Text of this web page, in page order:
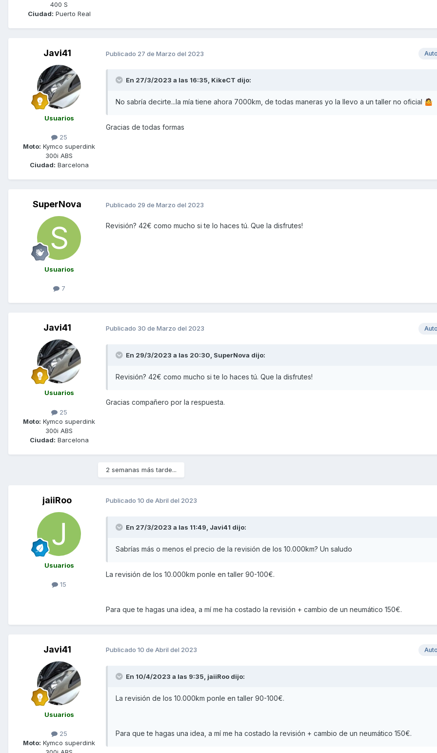
400 S
Ciudad: Puerto Real
Javi41
Usuarios
25
Moto: Kymco superdink
300i ABS
Ciudad: Barcelona
Publicado 27 de Marzo del 2023
En 27/3/2023 a las 16:35, KikeCT dijo:
No sabría decirte...la mía tiene ahora 7000km, de todas maneras yo la llevo a un taller no oficial 🤷
Gracias de todas formas
SuperNova
Usuarios
7
Publicado 29 de Marzo del 2023
Revisión? 42€ como mucho si te lo haces tú. Que la disfrutes!
Javi41
Usuarios
25
Moto: Kymco superdink
300i ABS
Ciudad: Barcelona
Publicado 30 de Marzo del 2023
En 29/3/2023 a las 20:30, SuperNova dijo:
Revisión? 42€ como mucho si te lo haces tú. Que la disfrutes!
Gracias compañero por la respuesta.
2 semanas más tarde...
jaiiRoo
Usuarios
15
Publicado 10 de Abril del 2023
En 27/3/2023 a las 11:49, Javi41 dijo:
Sabrías más o menos el precio de la revisión de los 10.000km? Un saludo
La revisión de los 10.000km ponle en taller 90-100€.
Para que te hagas una idea, a mí me ha costado la revisión + cambio de un neumático 150€.
Javi41
Usuarios
25
Moto: Kymco superdink
Publicado 10 de Abril del 2023
En 10/4/2023 a las 9:35, jaiiRoo dijo:
La revisión de los 10.000km ponle en taller 90-100€.
Para que te hagas una idea, a mí me ha costado la revisión + cambio de un neumático 150€.